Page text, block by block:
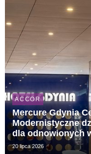
ACCOR
Mercure Gdynia
Modernistyczne
dla odnowionych
20 lipca 2026